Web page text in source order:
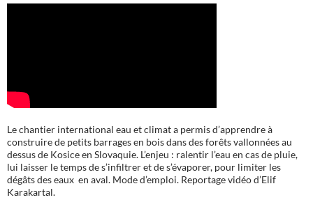
Le chantier international eau et climat a permis d’apprendre à
construire de petits barrages en bois dans des forêts vallonnées au
dessus de Kosice en Slovaquie. L’enjeu : ralentir l’eau en cas de pluie,
lui laisser le temps de s’infiltrer et de s’évaporer, pour limiter les
dégâts des eaux en aval. Mode d’emploi. Reportage vidéo d’Elif
Karakartal.